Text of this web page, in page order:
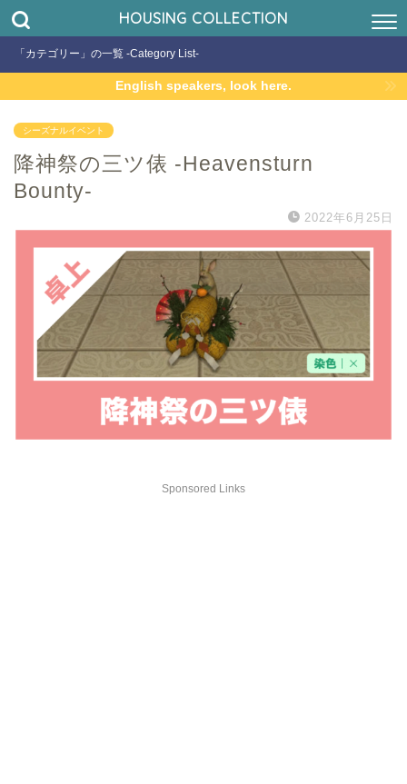
HOUSING COLLECTION
「カテゴリー」の一覧 -Category List-
English speakers, look here.
シーズナルイベント
降神祭の三ツ俵 -Heavensturn
Bounty-
2022年6月25日
Sponsored Links